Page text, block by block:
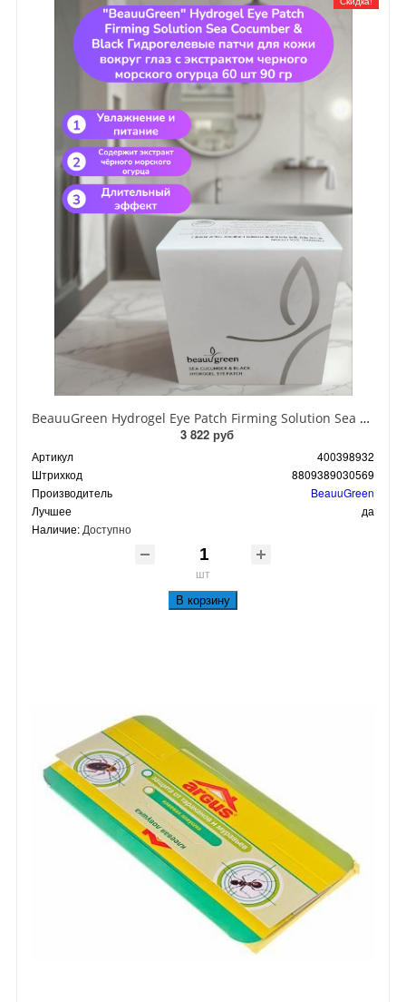
BeauuGreen Hydrogel Eye Patch Firming Solution Sea Cocumber & Black Гидрогелевые патчи для кожи вокруг глаз с экстрактом черного морского огурца 60 шт 90 гр
3 822 руб
Артикул
400398932
Штрихкод
8809389030569
Производитель
BeauuGreen
Лучшее
да
Наличие: Доступно
шт
В корзину